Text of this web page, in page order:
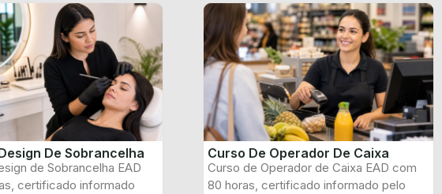
De Sobrancelha
de Sobrancelha EAD
certificado informado
Curso De Operador De Caixa
Curso de Operador de Caixa EAD com
80 horas, certificado informado pelo